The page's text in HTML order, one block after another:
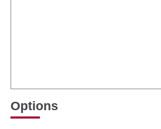
Options